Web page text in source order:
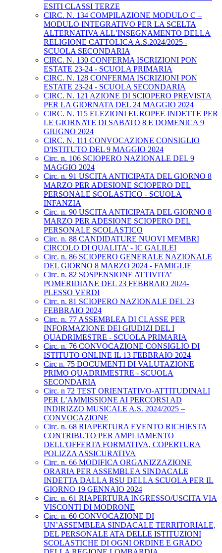
ESITI CLASSI TERZE
CIRC. N. 134 COMPILAZIONE MODULO C –
MODULO INTEGRATIVO PER LA SCELTA
ALTERNATIVA ALL’INSEGNAMENTO DELLA
RELIGIONE CATTOLICA A.S.2024/2025 -
SCUOLA SECONDARIA
CIRC. N. 130 CONFERMA ISCRIZIONI PON
ESTATE 23-24 - SCUOLA PRIMARIA
CIRC. N. 128 CONFERMA ISCRIZIONI PON
ESTATE 23-24 - SCUOLA SECONDARIA
CIRC. N. 121 AZIONE DI SCIOPERO PREVISTA
PER LA GIORNATA DEL 24 MAGGIO 2024
CIRC. N. 115 ELEZIONI EUROPEE INDETTE PER
LE GIORNATE DI SABATO 8 E DOMENICA 9
GIUGNO 2024
CIRC. N. 111 CONVOCAZIONE CONSIGLIO
D'ISTITUTO DEL 9 MAGGIO 2024
Circ. n. 106 SCIOPERO NAZIONALE DEL 9
MAGGIO 2024
Circ. n. 91 USCITA ANTICIPATA DEL GIORNO 8
MARZO PER ADESIONE SCIOPERO DEL
PERSONALE SCOLASTICO - SCUOLA
INFANZIA
Circ. n. 90 USCITA ANTICIPATA DEL GIORNO 8
MARZO PER ADESIONE SCIOPERO DEL
PERSONALE SCOLASTICO
Circ. n. 88 CANDIDATURE NUOVI MEMBRI
CIRCOLO DI QUALITA’ - IC GALILEI
Circ. n. 86 SCIOPERO GENERALE NAZIONALE
DEL GIORNO 8 MARZO 2024 - FAMIGLIE
Circ. n. 82 SOSPENSIONE ATTIVITA’
POMERIDIANE DEL 23 FEBBRAIO 2024-
PLESSO VERDI
Circ. n. 81 SCIOPERO NAZIONALE DEL 23
FEBBRAIO 2024
Circ. n. 77 ASSEMBLEA DI CLASSE PER
INFORMAZIONE DEI GIUDIZI DEL I
QUADRIMESTRE - SCUOLA PRIMARIA
Circ. n. 76 CONVOCAZIONE CONSIGLIO DI
ISTITUTO ONLINE IL 13 FEBBRAIO 2024
Circ n. 75 DOCUMENTI DI VALUTAZIONE
PRIMO QUADRIMESTRE - SCUOLA
SECONDARIA
Circ. n 72 TEST ORIENTATIVO-ATTITUDINALI
PER L’AMMISSIONE AI PERCORSI AD
INDIRIZZO MUSICALE A.S. 2024/2025 –
CONVOCAZIONE
Circ. n. 68 RIAPERTURA EVENTO RICHIESTA
CONTRIBUTO PER AMPLIAMENTO
DELL'OFFERTA FORMATIVA, COPERTURA
POLIZZA ASSICURATIVA
Circ. n. 66 MODIFICA ORGANIZZAZIONE
ORARIA PER ASSEMBLEA SINDACALE
INDETTA DALLA RSU DELLA SCUOLA PER IL
GIORNO 19 GENNAIO 2024
Circ. n. 61 RIAPERTURA INGRESSO/USCITA VIA
VISCONTI DI MODRONE
Circ. n. 60 CONVOCAZIONE DI
UN’ASSEMBLEA SINDACALE TERRITORIALE,
DEL PERSONALE ATA DELLE ISTITUZIONI
SCOLASTICHE DI OGNI ORDINE E GRADO